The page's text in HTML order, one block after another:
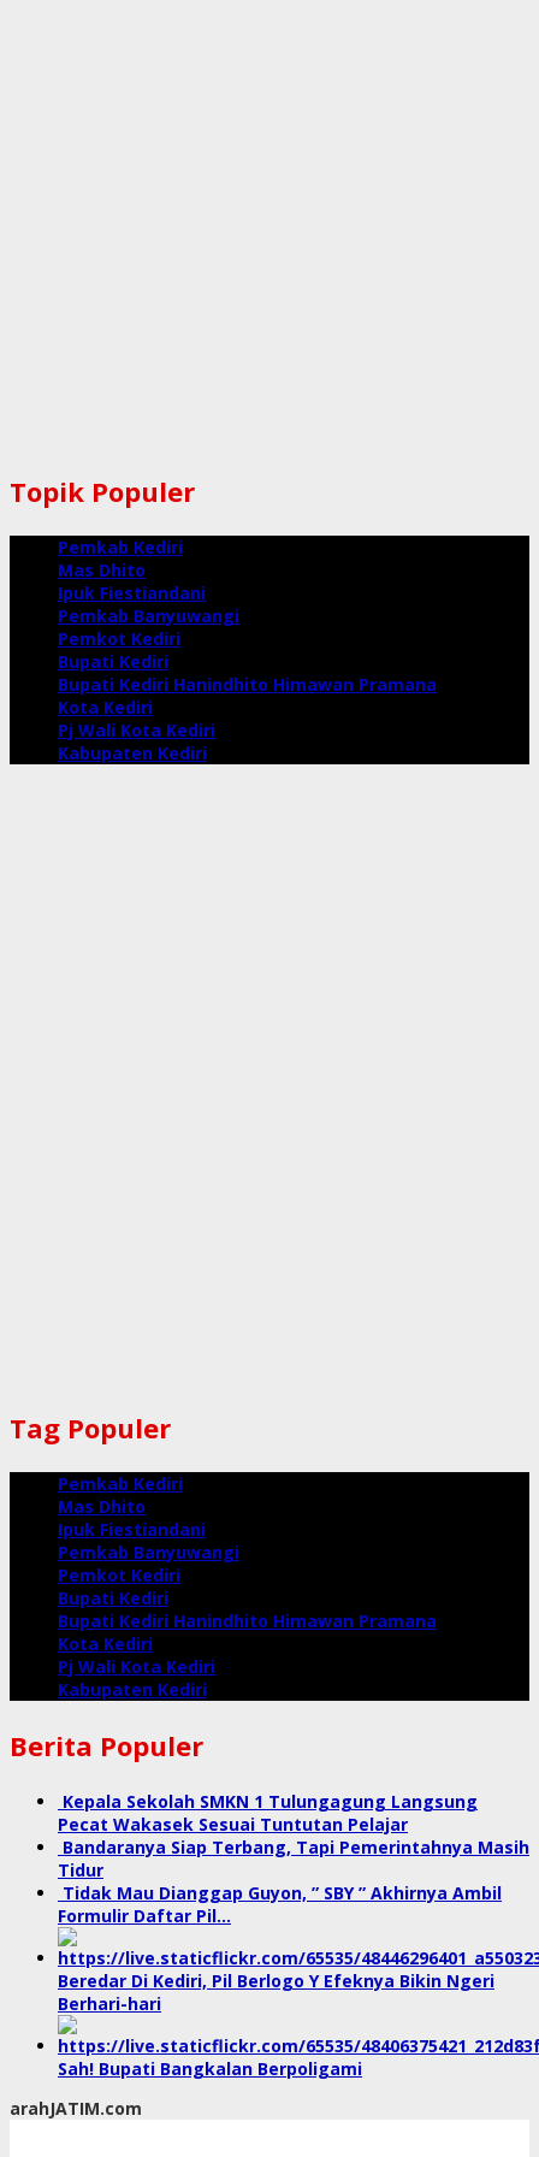
Topik Populer
Pemkab Kediri
Mas Dhito
Ipuk Fiestiandani
Pemkab Banyuwangi
Pemkot Kediri
Bupati Kediri
Bupati Kediri Hanindhito Himawan Pramana
Kota Kediri
Pj Wali Kota Kediri
Kabupaten Kediri
Tag Populer
Pemkab Kediri
Mas Dhito
Ipuk Fiestiandani
Pemkab Banyuwangi
Pemkot Kediri
Bupati Kediri
Bupati Kediri Hanindhito Himawan Pramana
Kota Kediri
Pj Wali Kota Kediri
Kabupaten Kediri
Berita Populer
Kepala Sekolah SMKN 1 Tulungagung Langsung
Pecat Wakasek Sesuai Tuntutan Pelajar
Bandaranya Siap Terbang, Tapi Pemerintahnya Masih
Tidur
Tidak Mau Dianggap Guyon, ” SBY ” Akhirnya Ambil
Formulir Daftar Pil…
Beredar Di Kediri, Pil Berlogo Y Efeknya Bikin Ngeri
Berhari-hari
Sah! Bupati Bangkalan Berpoligami
arahJATIM.com